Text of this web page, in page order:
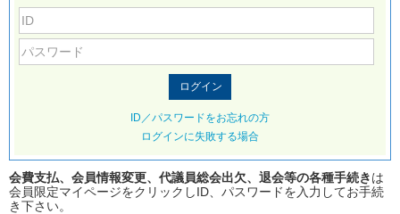
ID／パスワードをお忘れの方
ログインに失敗する場合
会費支払、会員情報変更、代議員総会出欠、退会等の各種手続きは
会員限定マイページをクリックしID、パスワードを入力してお手続
き下さい。